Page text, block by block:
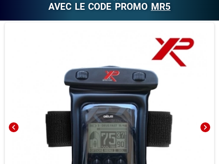
AVEC LE CODE PROMO MR5
chevron_left chevron_right